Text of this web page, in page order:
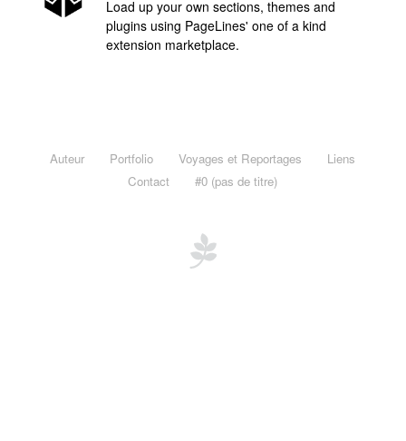
Macros de France
Voyages et Reportages
Mayotte, janvier 2011
Le Burkina Faso en Noir et Blanc, novembre 2010
Load up your own sections, themes and
plugins using PageLines' one of a kind
extension marketplace.
Auteur Portfolio Voyages et Reportages
Liens
Contact
#0 (pas de titre)